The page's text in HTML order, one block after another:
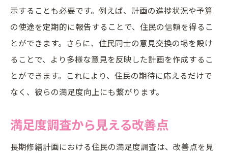
示することも必要です。例えば、計画の進捗状況や予算
の使途を定期的に報告することで、住民の信頼を得るこ
とができます。さらに、住民同士の意見交換の場を設け
ることで、より多様な意見を反映した計画を作成するこ
とができます。これにより、住民の期待に応えるだけで
なく、彼らの満足度向上にも繋がります。
満足度調査から見える改善点
長期修繕計画における住民の満足度調査は、改善点を見